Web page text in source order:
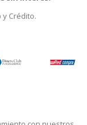
Crédito.